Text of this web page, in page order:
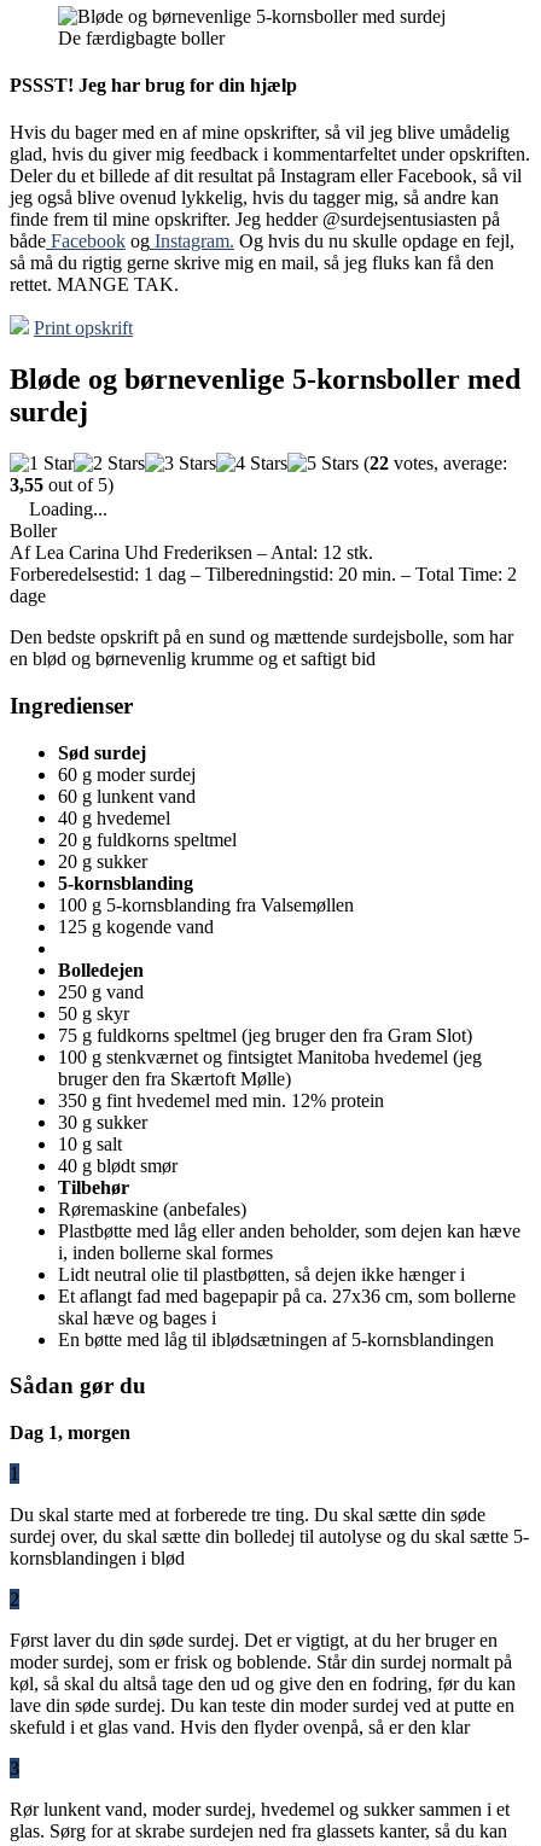
De færdigbagte boller
PSSST! Jeg har brug for din hjælp
Hvis du bager med en af mine opskrifter, så vil jeg blive umådelig
glad, hvis du giver mig feedback i kommentarfeltet under opskriften.
Deler du et billede af dit resultat på Instagram eller Facebook, så vil
jeg også blive ovenud lykkelig, hvis du tagger mig, så andre kan
finde frem til mine opskrifter. Jeg hedder @surdejsentusiasten på
både Facebook og Instagram. Og hvis du nu skulle opdage en fejl,
så må du rigtig gerne skrive mig en mail, så jeg fluks kan få den
rettet. MANGE TAK.
Print opskrift
Bløde og børnevenlige 5-kornsboller med
surdej
(22 votes, average:
3,55 out of 5)
Loading...
Boller
Af Lea Carina Uhd Frederiksen – Antal: 12 stk.
Forberedelsestid: 1 dag – Tilberedningstid: 20 min. – Total Time: 2
dage
Den bedste opskrift på en sund og mættende surdejsbolle, som har
en blød og børnevenlig krumme og et saftigt bid
Ingredienser
Sød surdej
60 g moder surdej
60 g lunkent vand
40 g hvedemel
20 g fuldkorns speltmel
20 g sukker
5-kornsblanding
100 g 5-kornsblanding fra Valsemøllen
125 g kogende vand
Bolledejen
250 g vand
50 g skyr
75 g fuldkorns speltmel (jeg bruger den fra Gram Slot)
100 g stenkværnet og fintsigtet Manitoba hvedemel (jeg
bruger den fra Skærtoft Mølle)
350 g fint hvedemel med min. 12% protein
30 g sukker
10 g salt
40 g blødt smør
Tilbehør
Røremaskine (anbefales)
Plastbøtte med låg eller anden beholder, som dejen kan hæve
i, inden bollerne skal formes
Lidt neutral olie til plastbøtten, så dejen ikke hænger i
Et aflangt fad med bagepapir på ca. 27x36 cm, som bollerne
skal hæve og bages i
En bøtte med låg til iblødsætningen af 5-kornsblandingen
Sådan gør du
Dag 1, morgen
1
Du skal starte med at forberede tre ting. Du skal sætte din søde
surdej over, du skal sætte din bolledej til autolyse og du skal sætte 5-
kornsblandingen i blød
2
Først laver du din søde surdej. Det er vigtigt, at du her bruger en
moder surdej, som er frisk og boblende. Står din surdej normalt på
køl, så skal du altså tage den ud og give den en fodring, før du kan
lave din søde surdej. Du kan teste din moder surdej ved at putte en
skefuld i et glas vand. Hvis den flyder ovenpå, så er den klar
3
Rør lunkent vand, moder surdej, hvedemel og sukker sammen i et
glas. Sørg for at skrabe surdejen ned fra glassets kanter, så du kan